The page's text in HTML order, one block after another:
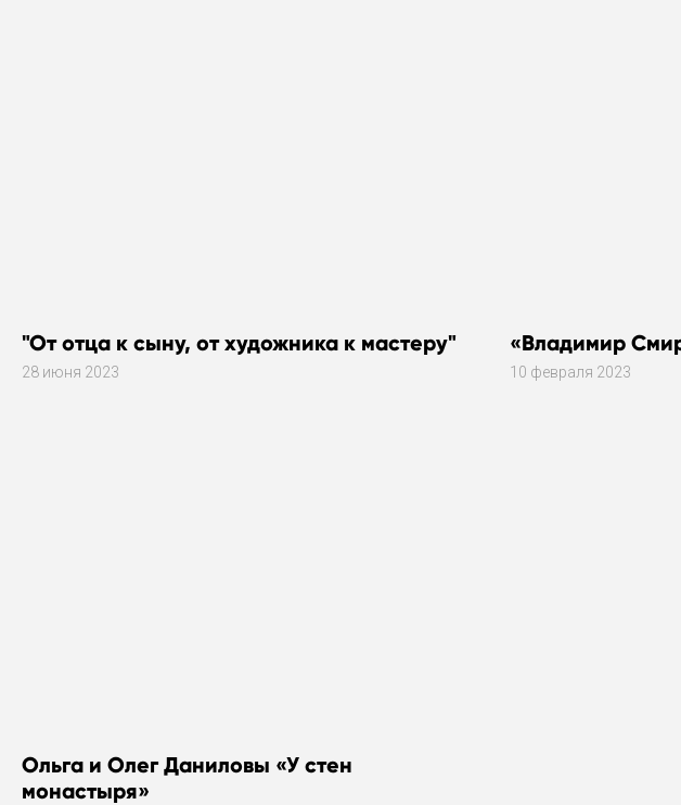
"От отца к сыну, от художника к мастеру"
28 июня 2023
«Владимир
10 февраля 2023
Ольга и Олег Даниловы «У стен
монастыря»